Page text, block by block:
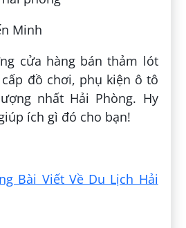
Minh
cửa hàng bán thảm lót
đồ chơi, phụ kiện ô tô
nhất Hải Phòng. Hy
ích gì đó cho bạn!
Bài Viết Về Du Lịch Hải